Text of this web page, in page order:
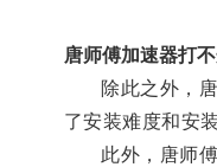
唐师傅加速器打
除此之外，唐
了安装难度和安
此外，唐师傅